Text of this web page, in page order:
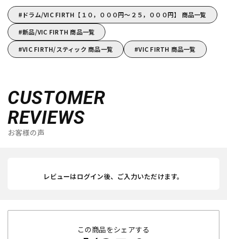
ドラム/VIC FIRTH【１０，０００円～２５，０００円】 商品一覧
新品/VIC FIRTH 商品一覧
VIC FIRTH/スティック 商品一覧
VIC FIRTH 商品一覧
CUSTOMER
REVIEWS
お客様の声
レビューはログイン後、ご入力いただけます。
この商品をシェアする